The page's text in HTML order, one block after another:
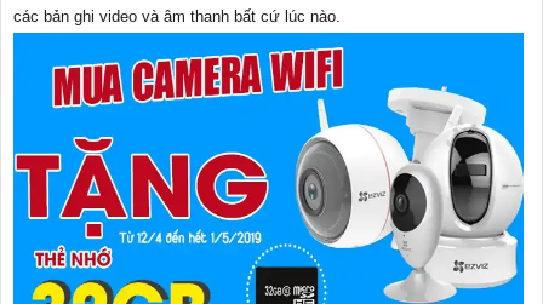
các bản ghi video và âm thanh bất cứ lúc nào.